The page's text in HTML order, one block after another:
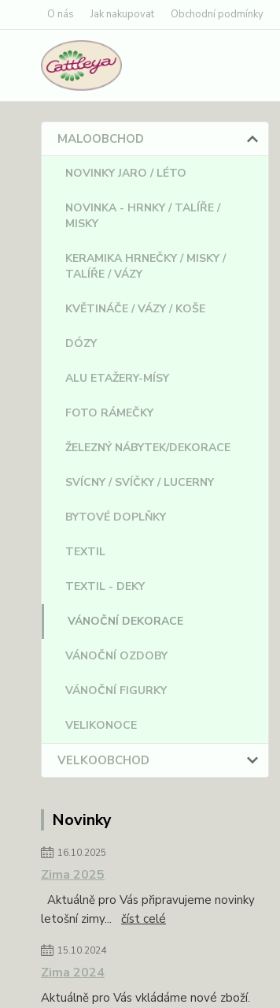
O nás Jak nakupovat Obchodní podmínky
MALOOBCHOD
NOVINKY JARO / LÉTO
NOVINKA - HRNKY / TALÍŘE /
MISKY
KERAMIKA HRNEČKY / MISKY /
TALÍŘE / VÁZY
KVĚTINÁČE / VÁZY / KOŠE
DÓZY
ALU ETAŽERY-MÍSY
FOTO RÁMEČKY
ŽELEZNÝ NÁBYTEK/DEKORACE
SVÍCNY / SVÍČKY / LUCERNY
BYTOVÉ DOPLŇKY
TEXTIL
TEXTIL - DEKY
VÁNOČNÍ DEKORACE
VÁNOČNÍ OZDOBY
VÁNOČNÍ FIGURKY
VELIKONOCE
VELKOOBCHOD
Novinky
16.10.2025
Zima 2025
Aktuálně pro Vás připravujeme novinky
letošní zimy... číst celé
15.10.2024
Zima 2024
Aktuálně pro Vás vkládáme nové zboží.